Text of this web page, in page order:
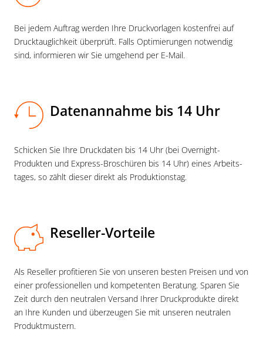
Bei jedem Auftrag werden Ihre Druck­vorlagen kostenfrei auf
Druck­tauglichkeit überprüft. Falls Optimierungen notwendig
sind, informieren wir Sie umgehend per E-Mail.
Datenannahme bis 14 Uhr
Schicken Sie Ihre Druck­daten bis 14 Uhr (bei Overnight-
Produkten und Express-Broschüren bis 14 Uhr) eines Arbeits­
tages, so zählt dieser direkt als Produktions­tag.
Reseller-Vorteile
Als Reseller profitieren Sie von unseren besten Preisen und von
einer professionellen und kompetenten Beratung. Sparen Sie
Zeit durch den neutralen Versand Ihrer Druckprodukte direkt
an Ihre Kunden und überzeugen Sie mit unseren neutralen
Produktmustern.